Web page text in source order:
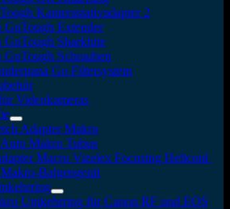
Kamerastativadapter 2
GoTough Extender
GoTough Sharkbite
GoTough Schrauben
Go Filtersystem
Videokameras
Adapter Makro
Makro Tubus
Macro Vizelex Focusing Helicoid
Balgengerät
Umkehrring für Canon RF und EOS